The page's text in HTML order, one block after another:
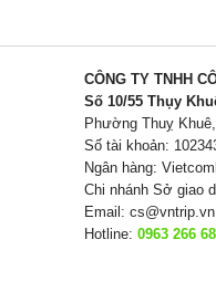
CÔNG TY TNHH
Số 10/55 Thụy
Phường Thuỵ
Số tài khoản:
Ngân hàng:
Chi nhánh Sở giao
Email: cs@vntrip.vn
Hotline: 0963 266